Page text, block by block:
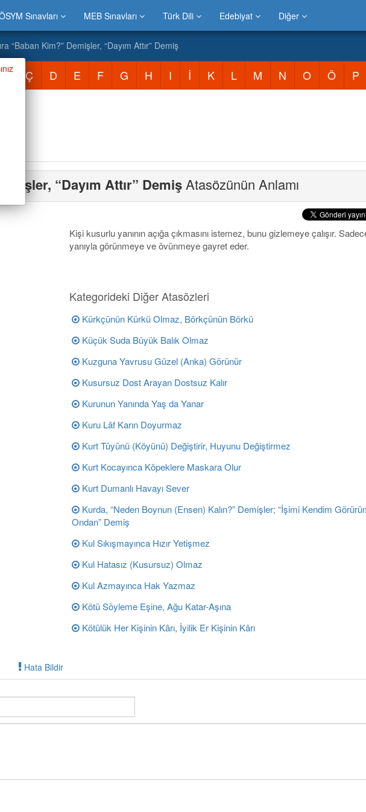
Sınavları MEB Sınavları Türk Dili Edebiyat Diğer
“Baban Kim?” Demişler, “Dayım Attır” Demiş
C Ç D E F G H I İ K L M N O Ö P
“Dayım Attır” Demiş Atasözünün Anlamı
Kişi kusurlu yanının açığa çıkmasını istemez, bunu gizlemeye çalışır.
yanıyla görünmeye ve övünmeye gayret eder.
Kategorideki Diğer Atasözleri
Kürkçünün Kürkü Olmaz, Börkçünün Börkü
Küçük Suda Büyük Balık Olmaz
Kuzguna Yavrusu Güzel (Anka) Görünür
Kusursuz Dost Arayan Dostsuz Kalır
Kurunun Yanında Yaş da Yanar
Kuru Lâf Karın Doyurmaz
Kurt Tüyünü (Köyünü) Değiştirir, Huyunu Değiştirmez
Kurt Kocayınca Köpeklere Maskara Olur
Kurt Dumanlı Havayı Sever
Kurda, “Neden Boynun (Ensen) Kalın?” Demişler; “İşimi Kendim
Ondan” Demiş
Kul Sıkışmayınca Hızır Yetişmez
Kul Hatasız (Kusursuz) Olmaz
Kul Azmayınca Hak Yazmaz
Kötü Söyleme Eşine, Ağu Katar-Aşına
Kötülük Her Kişinin Kârı, İyilik Er Kişinin Kârı
Hata Bildir